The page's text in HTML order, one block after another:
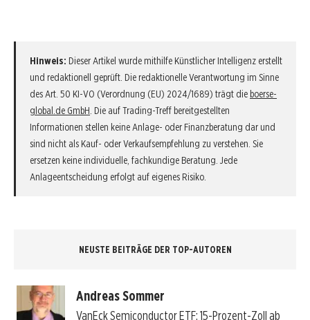
Hinweis: Dieser Artikel wurde mithilfe Künstlicher Intelligenz erstellt
und redaktionell geprüft. Die redaktionelle Verantwortung im Sinne
des Art. 50 KI-VO (Verordnung (EU) 2024/1689) trägt die boerse-
global.de GmbH . Die auf Trading-Treff bereitgestellten
Informationen stellen keine Anlage- oder Finanzberatung dar und
sind nicht als Kauf- oder Verkaufsempfehlung zu verstehen. Sie
ersetzen keine individuelle, fachkundige Beratung. Jede
Anlageentscheidung erfolgt auf eigenes Risiko.
NEUSTE BEITRÄGE DER TOP-AUTOREN
Andreas Sommer
VanEck Semiconductor ETF: 15-Prozent-Zoll ab